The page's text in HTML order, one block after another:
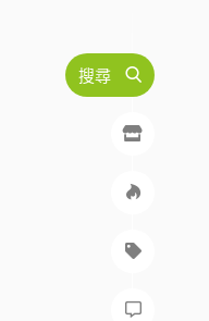
搜尋